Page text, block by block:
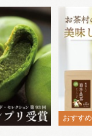
おすすめ